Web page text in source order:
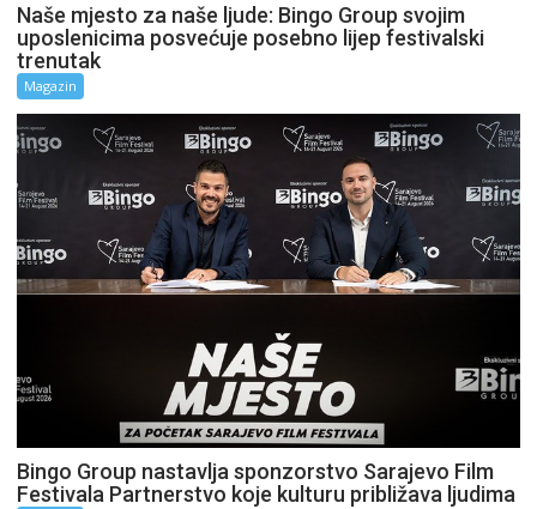
Naše mjesto za naše ljude: Bingo Group svojim
uposlenicima posvećuje posebno lijep festivalski
trenutak
Magazin
Bingo Group nastavlja sponzorstvo Sarajevo Film
Festivala Partnerstvo koje kulturu približava ljudima